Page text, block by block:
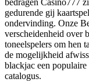
bedragen Casino777
gedurende gij
ondervinding. Onze
verscheidenheid over
toneelspelers om hen
de mogelijkheid
blackjac een
catalogus.